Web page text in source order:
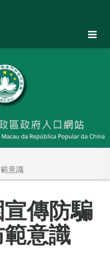
意識
傳防騙
意識